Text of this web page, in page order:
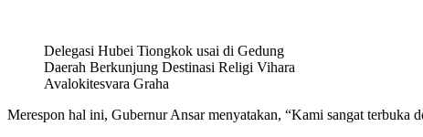
Delegasi Hubei Tiongkok usai di Gedung
Daerah Berkunjung Destinasi Religi Vihara
Avalokitesvara Graha
Merespon hal ini, Gubernur Ansar menyatakan, “Kami sangat terbuka